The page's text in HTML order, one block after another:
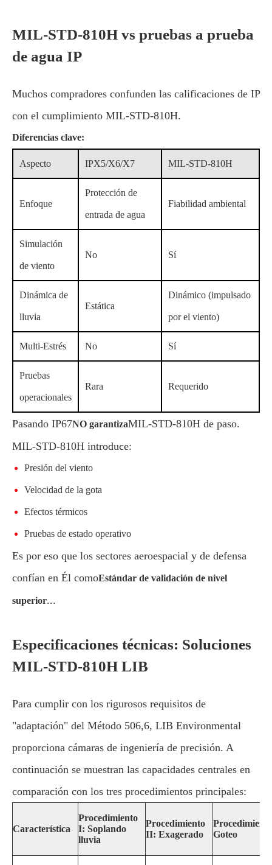
MIL-STD-810H vs pruebas a prueba
de agua IP
Muchos compradores confunden las calificaciones de IP
con el cumplimiento MIL-STD-810H.
Diferencias clave:
Aspecto IPX5/X6/X7 MIL-STD-810H
Enfoque
Protección de
entrada de agua
Fiabilidad ambiental
Simulación
de viento
No Sí
Dinámica de
lluvia
Estática
Dinámico (impulsado
por el viento)
Multi-Estrés No Sí
Pruebas
operacionales
Rara Requerido
Pasando IP67NO garantizaMIL-STD-810H de paso.
MIL-STD-810H introduce:
Presión del viento
Velocidad de la gota
Efectos térmicos
Pruebas de estado operativo
Es por eso que los sectores aeroespacial y de defensa
confían en Él comoEstándar de validación de nivel
superior...
Especificaciones técnicas: Soluciones
MIL-STD-810H LIB
Para cumplir con los rigurosos requisitos de
"adaptación" del Método 506,6, LIB Environmental
proporciona cámaras de ingeniería de precisión. A
continuación se muestran las capacidades centrales en
comparación con los tres procedimientos principales:
Característica
Procedimiento
I: Soplando
lluvia
Procedimiento
II: Exagerado
Goteo